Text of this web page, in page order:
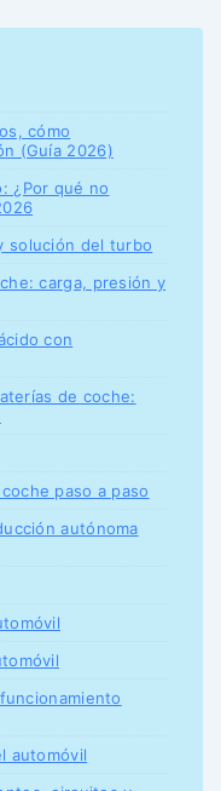
cómo
(Guía 2026)
¿Por qué no
solución del turbo
carga, presión y
con
de coche:
paso a paso
autónoma
automóvil